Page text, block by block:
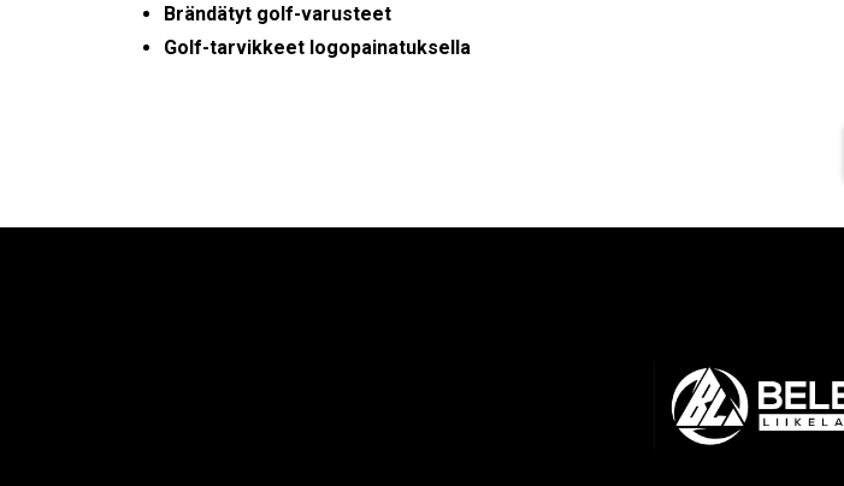
Brändätyt golf-varusteet
Golf-tarvikkeet logopainatuksella